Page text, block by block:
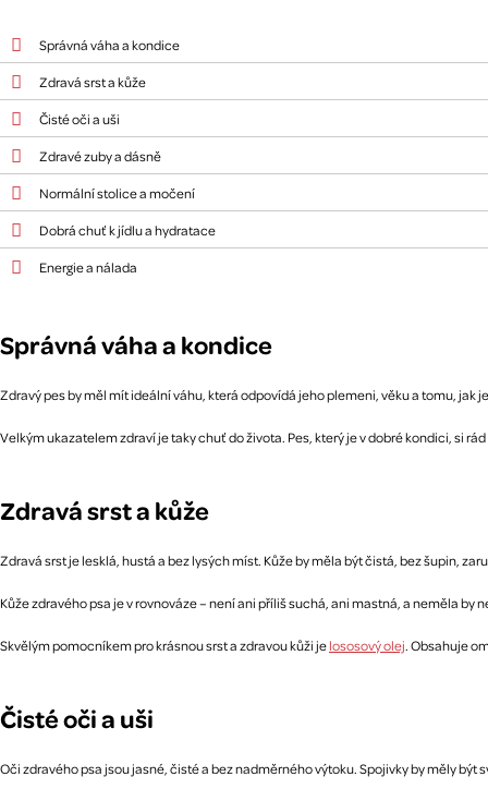
Správná váha a kondice
Zdravá srst a kůže
Čisté oči a uši
Zdravé zuby a dásně
Normální stolice a močení
Dobrá chuť k jídlu a hydratace
Energie a nálada
Správná váha a kondice
Zdravý pes by měl mít ideální váhu, která odpovídá jeho plemeni, věku a tomu, jak
Velkým ukazatelem zdraví je taky chuť do života. Pes, který je v dobré kondici, si
Zdravá srst a kůže
Zdravá srst je lesklá, hustá a bez lysých míst. Kůže by měla být čistá, bez šupin,
Kůže zdravého psa je v rovnováze – není ani příliš suchá, ani mastná, a neměla by
Skvělým pomocníkem pro krásnou srst a zdravou kůži jelososový olej. Obsahuje
Čisté oči a uši
Oči zdravého psa jsou jasné, čisté a bez nadměrného výtoku. Spojivky by měly